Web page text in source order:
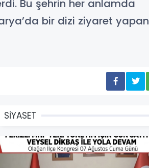
Bu şehrin her anlamda
bir dizi ziyaret yapan
SİYASET